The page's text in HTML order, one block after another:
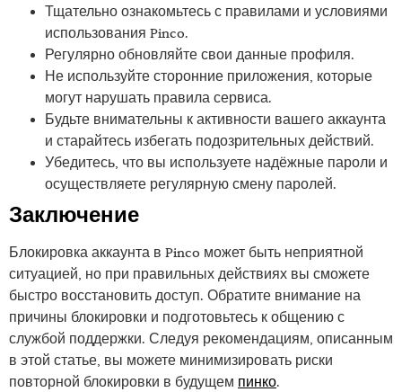
Тщательно ознакомьтесь с правилами и условиями
использования Pinco.
Регулярно обновляйте свои данные профиля.
Не используйте сторонние приложения, которые
могут нарушать правила сервиса.
Будьте внимательны к активности вашего аккаунта
и старайтесь избегать подозрительных действий.
Убедитесь, что вы используете надёжные пароли и
осуществляете регулярную смену паролей.
Заключение
Блокировка аккаунта в Pinco может быть неприятной
ситуацией, но при правильных действиях вы сможете
быстро восстановить доступ. Обратите внимание на
причины блокировки и подготовьтесь к общению с
службой поддержки. Следуя рекомендациям, описанным
в этой статье, вы можете минимизировать риски
повторной блокировки в будущем пинко.